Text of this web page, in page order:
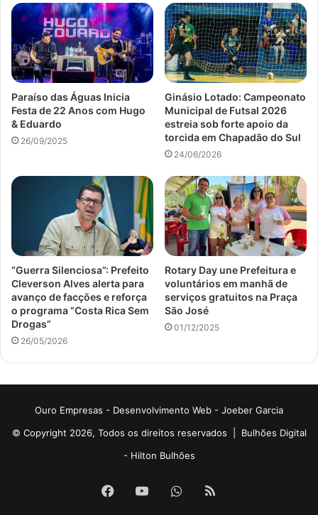
Paraíso das Águas Inicia
Festa de 22 Anos com Hugo
& Eduardo
26/09/2025
Ginásio Lotado: Campeonato
Municipal de Futsal 2026
estreia sob forte apoio da
torcida em Chapadão do Sul
24/06/2026
“Guerra Silenciosa”: Prefeito
Cleverson Alves alerta para
avanço de facções e reforça
o programa “Costa Rica Sem
Drogas”
26/05/2026
Rotary Day une Prefeitura e
voluntários em manhã de
serviços gratuitos na Praça
São José
01/12/2025
Ouro Empresas - Desenvolvimento Web - Joeber Garcia
© Copyright 2026, Todos os direitos reservados | Bulhões Digital
- Hilton Bulhões
Facebook
YouTubeWhatsApp
RSS